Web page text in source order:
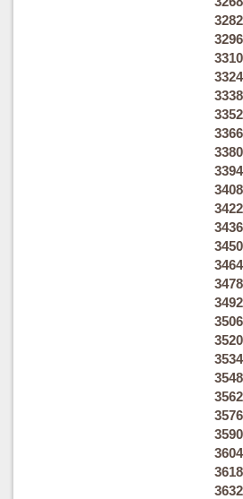
3282
3296
3310
3324
3338
3352
3366
3380
3394
3408
3422
3436
3450
3464
3478
3492
3506
3520
3534
3548
3562
3576
3590
3604
3618
3632